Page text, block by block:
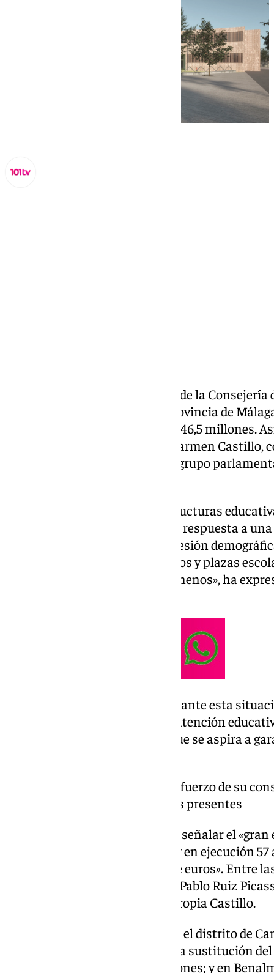
, a través de la
ejecución actualmente en la provincia de
centros educativos por valor de 46,5 millones.
consejera del ramo, María del Carmen Castillo,
una pregunta formulada por el grupo
«Cuando hablamos de infraestructuras
ni de edificios. Hablamos de dar respuesta a
En la provincia de Málaga, la presión
mantiene la necesidad de centros y plazas
Málaga hay 2.300 estudiantes menos», ha
Castillo ha puesto en valor que, ante esta
aprovechando para reforzar la atención
punto en el que ha destacado que se aspira a
La consejera incide en el esfuerzo de su
destacando las actuaciones presentes
Y ha incidido especialmente en señalar el
Málaga: «En este momento, hay en ejecución
presupuesto de 46,5 millones de euros». Entre
construcción del nuevo colegio Pablo Ruiz
piedra puso recientemente la propia Castillo.
También se ha referido a que en el distrito de
malagueña ya está adjudicada la sustitución
presupuesto de más de 6,4 millones; y en